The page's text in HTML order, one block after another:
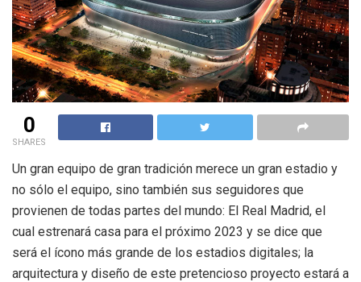
0
SHARES
Un gran equipo de gran tradición merece un gran estadio y
no sólo el equipo, sino también sus seguidores que
provienen de todas partes del mundo: El Real Madrid, el
cual estrenará casa para el próximo 2023 y se dice que
será el ícono más grande de los estadios digitales; la
arquitectura y diseño de este pretencioso proyecto estará a